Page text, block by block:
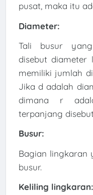
pusat, maka itu
Diameter:
Tali busur
disebut diameter
memiliki jumlah
Jika d adalah
dimana r
terpanjang
Busur:
Bagian lingkaran
busur.
Keliling lingkaran: